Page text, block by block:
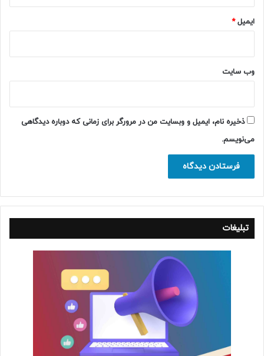
ایمیل*
وب‌ سایت
ذخیره نام، ایمیل و وبسایت من در مرورگر برای زمانی که دوباره دیدگاهی
می‌نویسم.
تبلیغات